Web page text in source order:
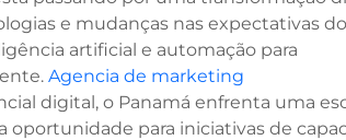
e mudanças nas expectativas
artificial e automação para
Agencia de marketing
digital, o Panamá enfrenta uma
para iniciativas de